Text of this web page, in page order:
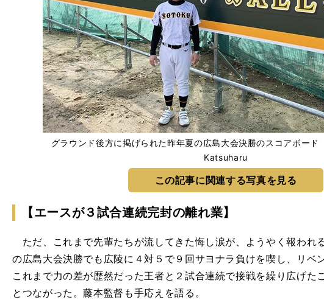
グラウンド後方に掲げられた昨年夏の広島大会決勝のスコアボ
Katsuharu
この記事に関連する写真を見る
【エースが３試合連続完封の離れ業】
ただ、これまで先輩たちが流してきた悔し涙が、ようやく報われ
の広島大会決勝でも広陵に４対５で９回サヨナラ負けを喫し、リベ
これまで力の差が歴然だった王者と２試合連続で接戦を繰り広げた
とつながった。藤本監督も手応えを語る。